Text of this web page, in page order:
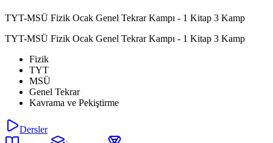
TYT-MSÜ Fizik Ocak Genel Tekrar Kampı - 1 Kitap 3 Kamp
TYT-MSÜ Fizik Ocak Genel Tekrar Kampı - 1 Kitap 3 Kamp
Fizik
TYT
MSÜ
Genel Tekrar
Kavrama ve Pekiştirme
Dersler